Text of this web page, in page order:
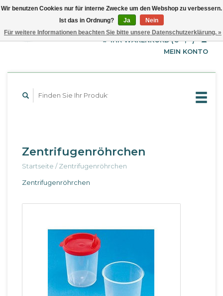
EUR
GBP
USD
English
Français
IHR WARENKORB (€--,--)
MEIN KONTO
Zentrifugenröhrchen
Startseite /Zentrifugenröhrchen
Zentrifugenröhrchen
Wir benutzen Cookies nur für interne Zwecke um den Webshop zu verbessern.
Ist das in Ordnung?
Ja
Nein
Für weitere Informationen beachten Sie bitte unsere Datenschutzerklärung. »